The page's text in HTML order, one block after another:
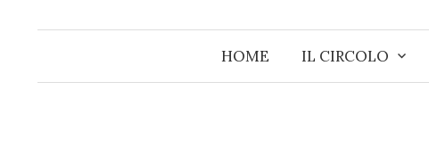
HOME IL CIRCOLO